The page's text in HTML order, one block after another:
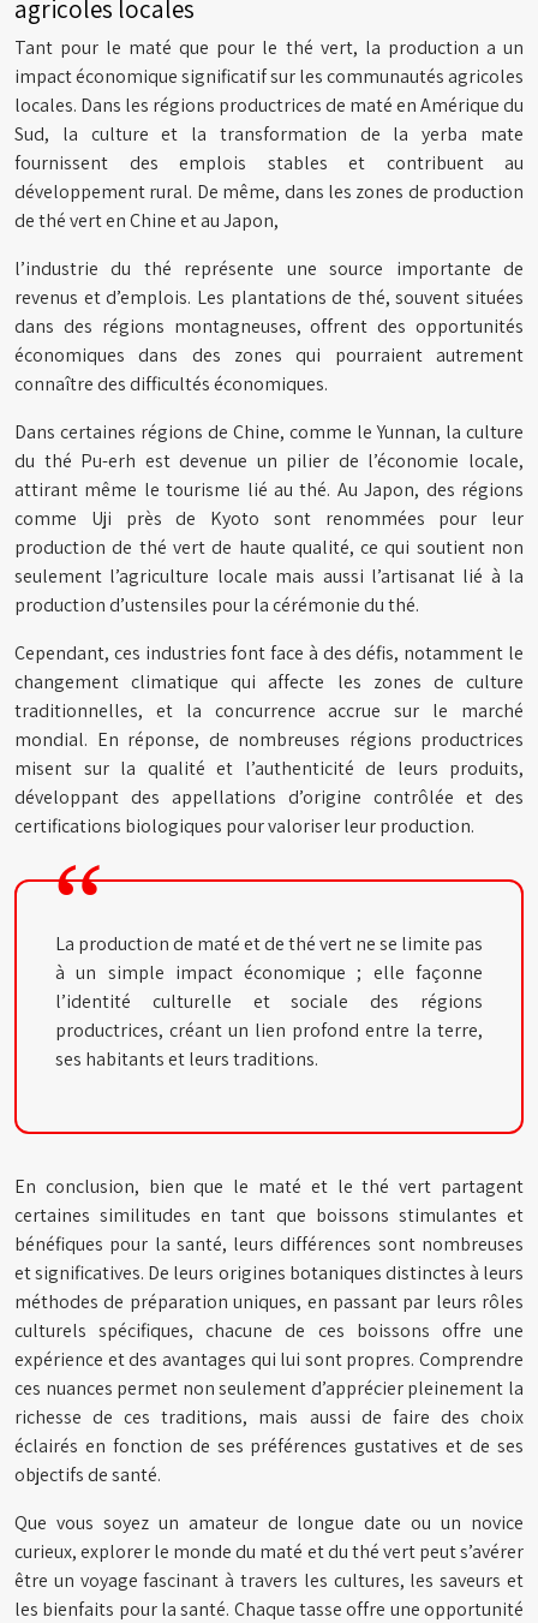
agricoles locales
Tant pour le maté que pour le thé vert, la production a un
impact économique significatif sur les communautés agricoles
locales. Dans les régions productrices de maté en Amérique du
Sud, la culture et la transformation de la yerba mate
fournissent des emplois stables et contribuent au
développement rural. De même, dans les zones de production
de thé vert en Chine et au Japon,
l’industrie du thé représente une source importante de
revenus et d’emplois. Les plantations de thé, souvent situées
dans des régions montagneuses, offrent des opportunités
économiques dans des zones qui pourraient autrement
connaître des difficultés économiques.
Dans certaines régions de Chine, comme le Yunnan, la culture
du thé Pu-erh est devenue un pilier de l’économie locale,
attirant même le tourisme lié au thé. Au Japon, des régions
comme Uji près de Kyoto sont renommées pour leur
production de thé vert de haute qualité, ce qui soutient non
seulement l’agriculture locale mais aussi l’artisanat lié à la
production d’ustensiles pour la cérémonie du thé.
Cependant, ces industries font face à des défis, notamment le
changement climatique qui affecte les zones de culture
traditionnelles, et la concurrence accrue sur le marché
mondial. En réponse, de nombreuses régions productrices
misent sur la qualité et l’authenticité de leurs produits,
développant des appellations d’origine contrôlée et des
certifications biologiques pour valoriser leur production.
La production de maté et de thé vert ne se limite pas
à un simple impact économique ; elle façonne
l’identité culturelle et sociale des régions
productrices, créant un lien profond entre la terre,
ses habitants et leurs traditions.
En conclusion, bien que le maté et le thé vert partagent
certaines similitudes en tant que boissons stimulantes et
bénéfiques pour la santé, leurs différences sont nombreuses
et significatives. De leurs origines botaniques distinctes à leurs
méthodes de préparation uniques, en passant par leurs rôles
culturels spécifiques, chacune de ces boissons offre une
expérience et des avantages qui lui sont propres. Comprendre
ces nuances permet non seulement d’apprécier pleinement la
richesse de ces traditions, mais aussi de faire des choix
éclairés en fonction de ses préférences gustatives et de ses
objectifs de santé.
Que vous soyez un amateur de longue date ou un novice
curieux, explorer le monde du maté et du thé vert peut s’avérer
être un voyage fascinant à travers les cultures, les saveurs et
les bienfaits pour la santé. Chaque tasse offre une opportunité